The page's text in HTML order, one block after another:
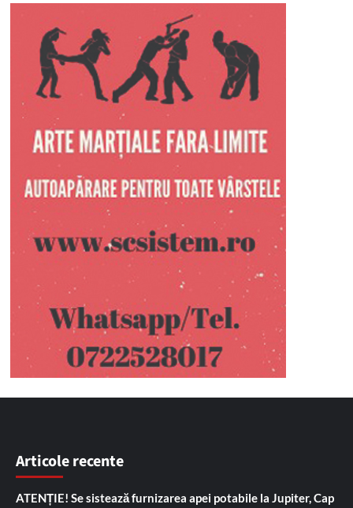
Articole recente
ATENȚIE! Se sistează furnizarea apei potabile la Jupiter, Cap